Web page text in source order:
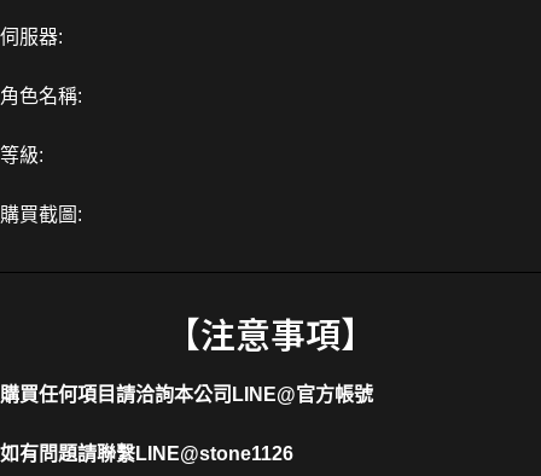
伺服器:
角色名稱:
等級:
購買截圖:
【注意事項】
購買任何項目請洽詢本公司 LINE@官方帳號
如有問題請聯繫LINE@stone1126